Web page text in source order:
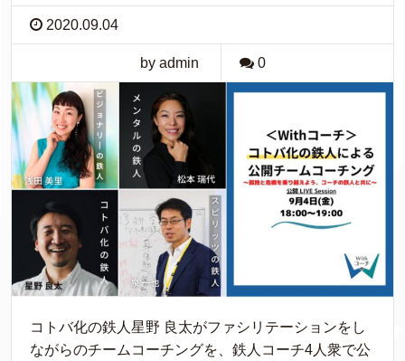
2020.09.04
by admin 0
コトバ化の鉄人星野 良太がファシリテーションをし
ながらのチームコーチングを、鉄人コーチ4人衆で公